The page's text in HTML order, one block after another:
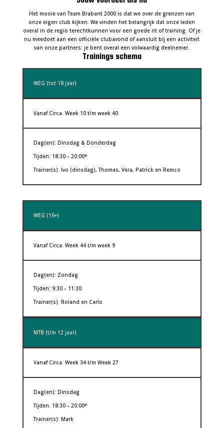
Het mooie van Team Brabant 2000 is dat we over de grenzen van
onze eigen club kijken. We vinden het belangrijk dat onze leden
overal in de regio terechtkunnen voor een goede rit of training. Of je
nu meedoet aan een officiële clubavond of aansluit bij een activiteit
van onze partners: je bent overal een volwaardig deelnemer.
Trainings schema
WEG (tot 18 jaar)
Vanaf Circa. Week 10 t/m week 40
Dag(en): Dinsdag & Donderdag
Tijden: 18:30 – 20:00*
Trainer(s): Ivo (dinsdag), Thomas, Vera, Patrick en Remco
WEG (16+)
Vanaf Circa. Week 44 t/m week 9
Dag(en): Zondag
Tijden: 9:30 – 11:30
Trainer(s): Roland en Carlo
MTB (t/m 12 jaar)
Vanaf Circa. Week 34 t/m Week 27
Dag(en): Dinsdag
Tijden: 18:30 – 20:00*
Trainer(s): Mark